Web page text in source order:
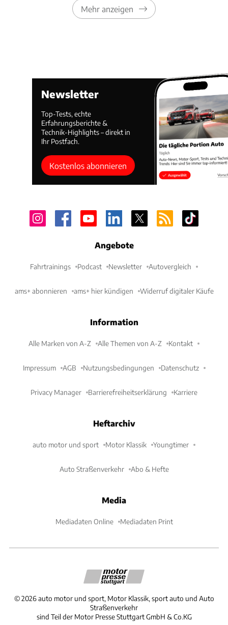
Mehr anzeigen
Newsletter
Top-Tests, echte
Erfahrungsberichte &
Technik-Highlights – direkt in
Ihr Postfach.
Kostenlos abonnieren
Angebote
Fahrtrainings Podcast Newsletter Autovergleich
ams+ abonnieren ams+ hier kündigen Widerruf digitaler Käufe
Information
Alle Marken von A-Z Alle Themen von A-Z Kontakt
Impressum AGB Nutzungsbedingungen Datenschutz
Privacy Manager Barrierefreiheitserklärung Karriere
Heftarchiv
auto motor und sport Motor Klassik Youngtimer
Auto Straßenverkehr Abo & Hefte
Media
Mediadaten Online Mediadaten Print
©2026 auto motor und sport, Motor Klassik, sport auto und Auto
Straßenverkehr
sind Teil der Motor Presse Stuttgart GmbH & Co.KG